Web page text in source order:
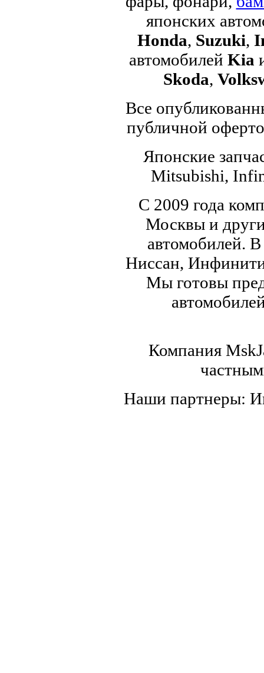
японских
Honda, Suzuki,
автомобилей Kia
Skoda,
Все
публичной
Японские
Mitsubishi,
С 2009 года
Москвы и
автомобилей.
Ниссан,
Мы готовы
Компания
Наши партнеры: